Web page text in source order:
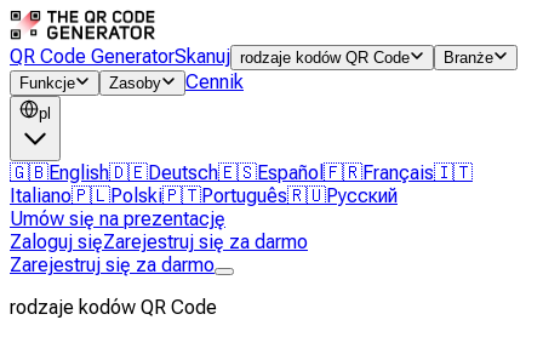
QR Code GeneratorSkanuj rodzaje kodów QR Code
Branże
Funkcje
Zasoby Cennik
pl
🇬🇧English🇩🇪Deutsch🇪🇸Español 🇫🇷Français🇮🇹
Italiano🇵🇱Polski🇵🇹Português🇷🇺Русский
Umów się na prezentację
Zaloguj sięZarejestruj się za darmo
Zarejestruj się za darmo
rodzaje kodów QR Code